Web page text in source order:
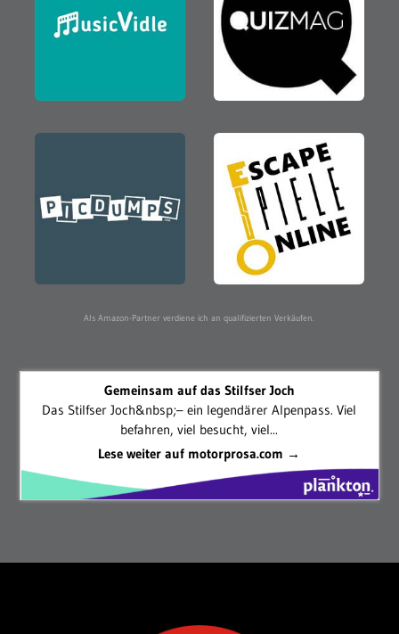
Als Amazon-Partner verdiene ich an qualifizierten Verkäufen.
Gemeinsam auf das Stilfser Joch
Das Stilfser Joch&nbsp;– ein legendärer Alpenpass. Viel
befahren, viel besucht, viel...
Lese weiter auf motorprosa.com →